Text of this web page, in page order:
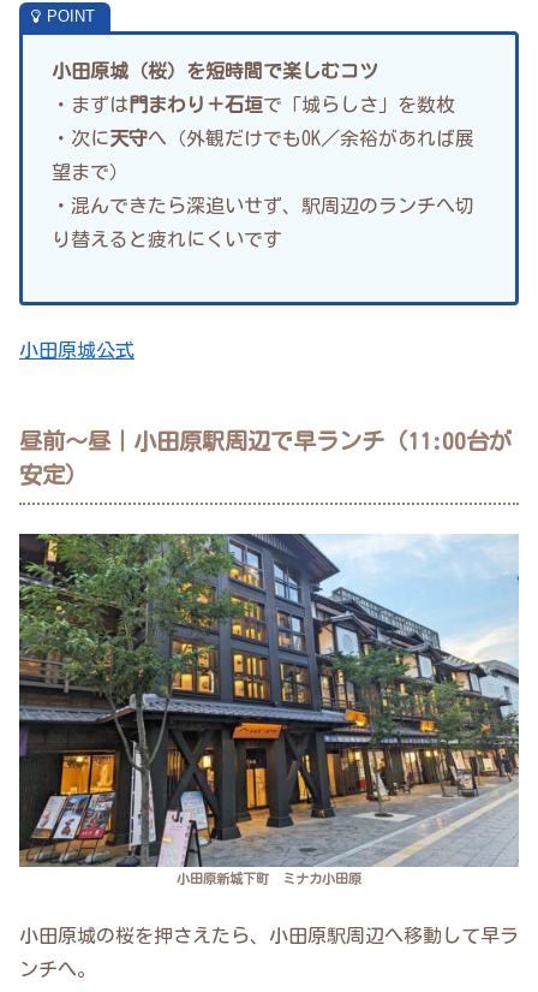
小田原城（桜）を短時間で楽しむコツ
・まずは 門まわり＋石垣で「城らしさ」を数枚
・次に天守へ（外観だけでもOK／余裕があれば展
望まで）
・混んできたら深追いせず、駅周辺のランチへ切
り替えると疲れにくいです
小田原城公式
昼前〜昼｜小田原駅周辺で早ランチ（11:00台が
安定）
小田原新城下町 ミナカ小田原
小田原城の桜を押さえたら、小田原駅周辺へ移動して早ラ
ンチへ。